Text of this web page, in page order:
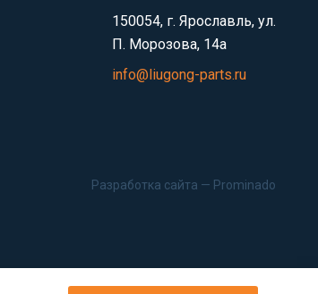
150054, г. Ярославль, ул.
П. Морозова, 14а
info@liugong-parts.ru
Разработка сайта — Prominado